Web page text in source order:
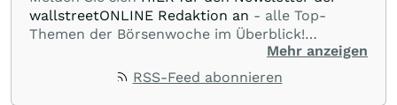
wallstreetONLINE Redaktion an - alle Top-
Themen der Börsenwoche im Überblick!
Verpassen Sie kein wichtiges Anleger-Thema!Für
Beiträge auf diesem journalistischen Channel ist
Mehr anzeigen
RSS-Feed abonnieren